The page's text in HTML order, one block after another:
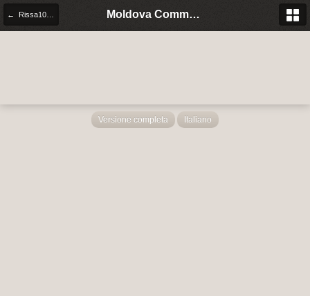
Moldova Community Italia
Versione completa Italiano